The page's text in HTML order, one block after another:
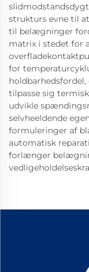
strukturs evne til
til belægninger
matrix i stedet for
for
tilpasse sig
udvikle
selvheeldende
formuleringer af
automatisk
forlænger